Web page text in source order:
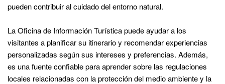
pueden contribuir al cuidado del entorno natural.
La Oficina de Información Turística puede ayudar a los
visitantes a planificar su itinerario y recomendar experiencias
personalizadas según sus intereses y preferencias. Además,
es una fuente confiable para aprender sobre las regulaciones
locales relacionadas con la protección del medio ambiente y la